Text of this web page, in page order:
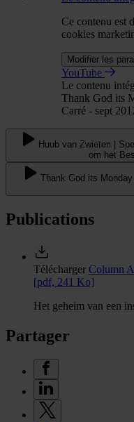
Ce contenu est
cookies
Modifier les
YouTube
Le contenu
Thank God its
Carré - sept
Huub van Zwieten |
om het
Thank God its
Publications
Télécharger Column
[pdf, 241 Ko]
Het geheim van een
Partager